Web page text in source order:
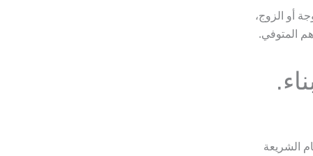
أو الزوج،
المتوفي.
الشريعة